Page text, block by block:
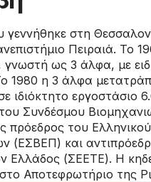
στη
Πειραιά. Το
γνωστή ως 3 άλφα, με
1980 η 3 άλφα
ιδιόκτητο εργοστάσιο
Συνδέσμου
πρόεδρος του
(ΕΣΒΕΠ) και
Ελλάδος (ΣΕΕΤΕ). Η
στο Αποτεφρωτήριο της